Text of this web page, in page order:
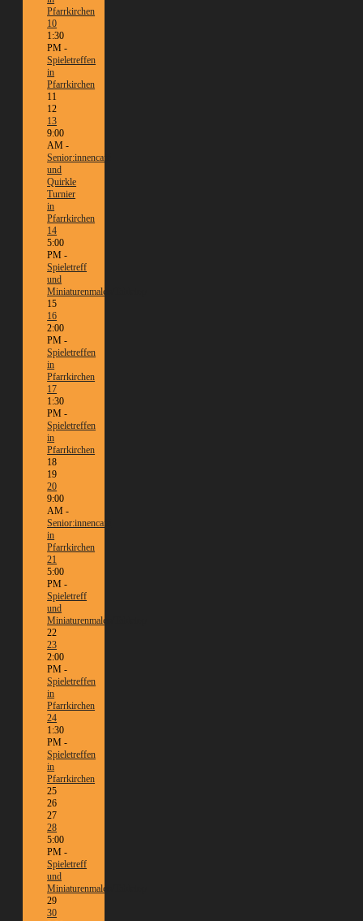
Pfarrkirchen
10
1:30
PM -
Spieletreffen
in
Pfarrkirchen
11
12
13
9:00
AM -
Senior:innencafé
und
Quirkle
Turnier
in
Pfarrkirchen
14
5:00
PM -
Spieletreff
und
Miniaturenmalen/Tabletop
15
16
2:00
PM -
Spieletreffen
in
Pfarrkirchen
17
1:30
PM -
Spieletreffen
in
Pfarrkirchen
18
19
20
9:00
AM -
Senior:innencafé
in
Pfarrkirchen
21
5:00
PM -
Spieletreff
und
Miniaturenmalen/Tabletop
22
23
2:00
PM -
Spieletreffen
in
Pfarrkirchen
24
1:30
PM -
Spieletreffen
in
Pfarrkirchen
25
26
27
28
5:00
PM -
Spieletreff
und
Miniaturenmalen/Tabletop
29
30